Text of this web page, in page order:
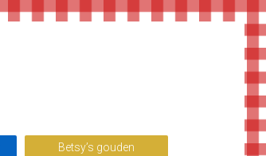
Betsy’s gouden